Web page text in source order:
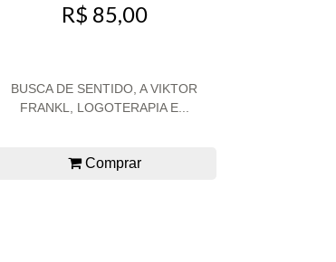
R$ 85,00
BUSCA DE SENTIDO, A VIKTOR
FRANKL, LOGOTERAPIA E...
Comprar